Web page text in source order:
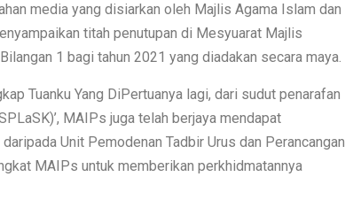
media yang disiarkan oleh Majlis Agama Islam dan
titah penutupan di Mesyuarat Majlis
1 bagi tahun 2021 yang diadakan secara maya.
Tuanku Yang DiPertuanya lagi, dari sudut penarafan
MAIPs juga telah berjaya mendapat
Unit Pemodenan Tadbir Urus dan Perancangan
MAIPs untuk memberikan perkhidmatannya